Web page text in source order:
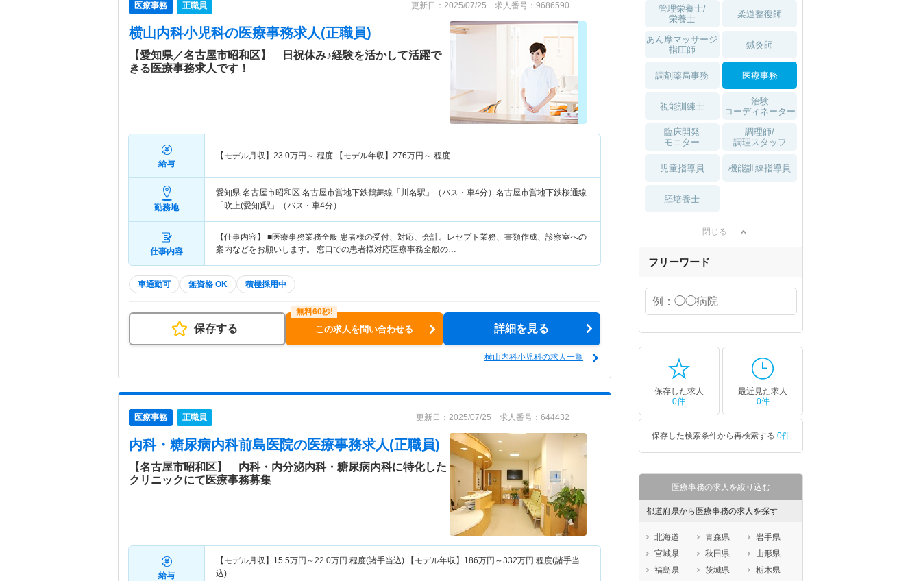
医療事務 正職員 更新日：2025/07/25 求人番号：9686590
横山内科小児科の医療事務求人(正職員)
【愛知県／名古屋市昭和区】 日祝休み♪経験を活かして活躍で
きる医療事務求人です！
給与
【モデル月収】 23.0万円～ 程度 【モデル年収】 276万円～ 程度
勤務地
愛知県 名古屋市昭和区 名古屋市営地下鉄鶴舞線「川名駅」（バス・車4分）名古屋市営地下鉄桜通線
「吹上(愛知)駅」（バス・車4分）
仕事内容
【仕事内容】 ■医療事務業務全般 患者様の受付、対応、会計。レセプト業務、書類作成、診察室への
案内などをお願いします。 窓口での患者様対応医療事務全般の…
車通勤可 無資格 OK 積極採用中
保存する この求人を問い合わせる 詳細を見る
横山内科小児科の求人一覧
医療事務 正職員 更新日：2025/07/25 求人番号：644432
内科・糖尿病内科前島医院の医療事務求人(正職員)
【名古屋市昭和区】 内科・内分泌内科・糖尿病内科に特化した
クリニックにて医療事務募集
給与
【モデル月収】 15.5万円～22.0万円 程度(諸手当込) 【モデル年収】 186万円～332万円 程度(諸手当
込)
管理栄養士/
栄養士
柔道整復師
あん摩マッサージ
指圧師
鍼灸師
調剤薬局事務 医療事務
視能訓練士
治験
コーディネーター
臨床開発
モニター
調理師/
調理スタッフ
児童指導員 機能訓練指導員
胚培養士
閉じる
フリーワード
保存した求人
0件
最近見た求人
0件
保存した検索条件から再検索する 0件
医療事務の求人を絞り込む
都道府県から医療事務の求人を探す
北海道 青森県
岩手県
宮城県
秋田県
山形県
福島県
茨城県
栃木県